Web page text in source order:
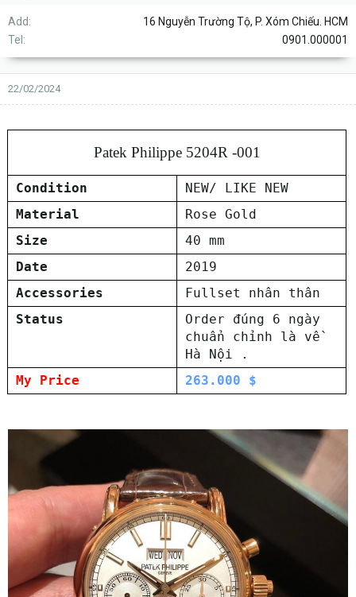
Add
16 Nguyễn Trường Tộ, P. Xóm Chiếu. HCM
Tel
0901.000001
22/02/2024
Patek Philippe 5204R -001
Condition
NEW/ LIKE NEW
Material
Rose Gold
Size
40 mm
Date
2019
Accessories
Fullset nhân thân
Status
Order đúng 6 ngày
chuẩn chỉnh là về
Hà Nội .
My Price
263.000 $